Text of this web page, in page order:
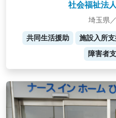
社会福祉法
埼玉県
共同生活援助 施設入所
障害者